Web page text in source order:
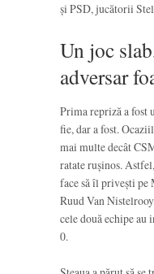
și PSD, jucătorii
Un joc
adversar
Prima repriză a fost
fie, dar a fost.
mai multe decât
ratate rușinos.
face să îl privești pe
Ruud Van
cele două echipe au
0.